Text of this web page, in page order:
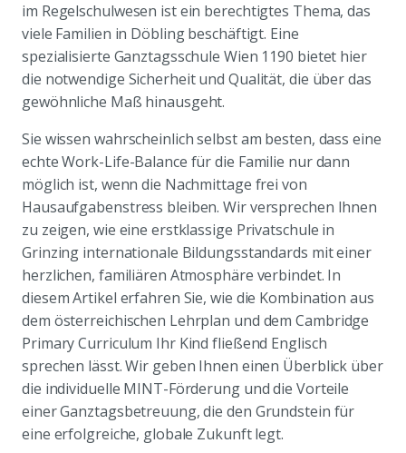
im Regelschulwesen ist ein berechtigtes Thema, das
viele Familien in Döbling beschäftigt. Eine
spezialisierte Ganztagsschule Wien 1190 bietet hier
die notwendige Sicherheit und Qualität, die über das
gewöhnliche Maß hinausgeht.
Sie wissen wahrscheinlich selbst am besten, dass eine
echte Work-Life-Balance für die Familie nur dann
möglich ist, wenn die Nachmittage frei von
Hausaufgabenstress bleiben. Wir versprechen Ihnen
zu zeigen, wie eine erstklassige Privatschule in
Grinzing internationale Bildungsstandards mit einer
herzlichen, familiären Atmosphäre verbindet. In
diesem Artikel erfahren Sie, wie die Kombination aus
dem österreichischen Lehrplan und dem Cambridge
Primary Curriculum Ihr Kind fließend Englisch
sprechen lässt. Wir geben Ihnen einen Überblick über
die individuelle MINT-Förderung und die Vorteile
einer Ganztagsbetreuung, die den Grundstein für
eine erfolgreiche, globale Zukunft legt.